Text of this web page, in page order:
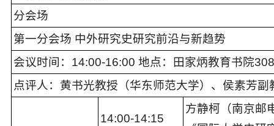
分会场
第一分会场 中外研究史研究前沿与新趋势
会议时间：14:00-16:00 地点：
田家炳教育书院308
点评人： 黄书光教授（华东师范大学）、 侯素芳副
14:00-14:15
方静柯（南京邮